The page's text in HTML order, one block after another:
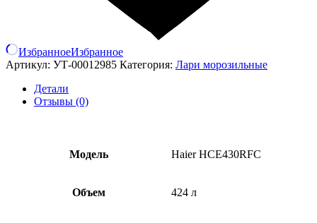
ИзбранноеИзбранное
Артикул: УТ-00012985 Категория: Лари морозильные
Детали
Отзывы (0)
Модель Haier HCE430RFC
Объем 424 л